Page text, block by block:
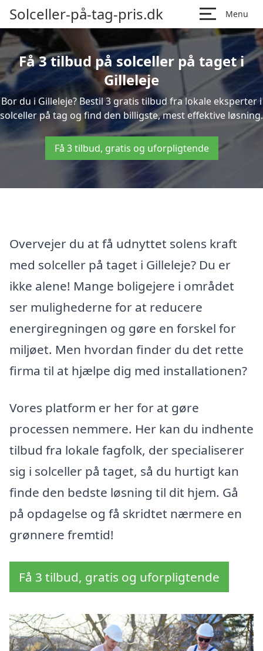
Solceller-på-tag-pris.dk Menu
Få 3 tilbud på solceller på taget i
Gilleleje
Bor du i Gilleleje? Bestil 3 gratis tilbud fra lokale eksperter i
solceller på tag og find den billigste, mest effektive løsning.
Få 3 tilbud, gratis og uforpligtende
Overvejer du at få udnyttet solens kraft
med solceller på taget i Gilleleje? Du er
ikke alene! Mange boligejere i området
ser mulighederne for at reducere
energiregningen og gøre en forskel for
miljøet. Men hvordan finder du det rette
firma til at hjælpe dig med installationen?
Vores platform er her for at gøre
processen nemmere. Her kan du indhente
tilbud fra lokale fagfolk, der specialiserer
sig i solceller på taget, så du hurtigt kan
finde den bedste løsning til dit hjem. Gå
på opdagelse og få skridtet nærmere en
grønnere fremtid!
Få 3 tilbud, gratis og uforpligtende